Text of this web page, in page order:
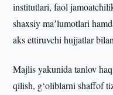
institutlari, faol
shaxsiy maʼlumotlari
aks ettiruvchi hujjatlar
Majlis yakunida tanlov
qilish, g‘oliblarni shaffof